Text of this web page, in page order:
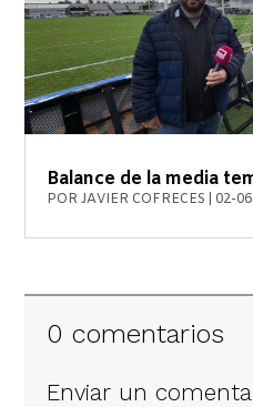
Balance de la media
PORJAVIER COFRECES 02-
0 comentarios
Enviar un